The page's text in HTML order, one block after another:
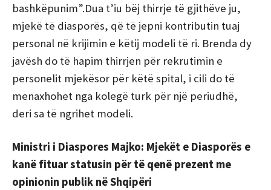
bashkëpunim”.Dua t’iu bëj thirrje të gjithëve ju,
mjekë të diasporës, që të jepni kontributin tuaj
personal në krijimin e këtij modeli të ri. Brenda dy
javësh do të hapim thirrjen për rekrutimin e
personelit mjekësor për këtë spital, i cili do të
menaxhohet nga kolegë turk për një periudhë,
deri sa të ngrihet modeli.
Ministri i Diaspores Majko: Mjekët e Diasporës e
kanë fituar statusin për të qenë prezent me
opinionin publik në Shqipëri